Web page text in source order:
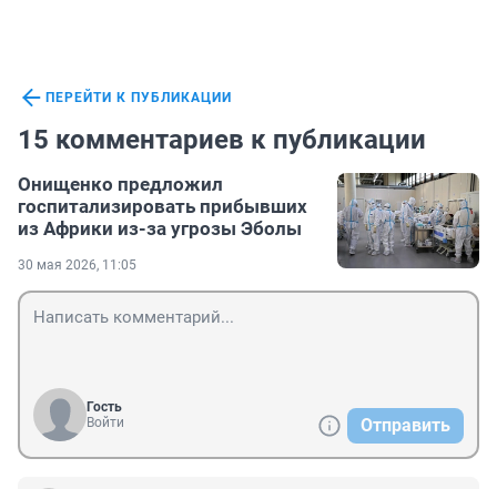
ПЕРЕЙТИ К ПУБЛИКАЦИИ
15 комментариев к публикации
Онищенко предложил
госпитализировать прибывших
из Африки из-за угрозы Эболы
30 мая 2026, 11:05
Гость
Войти
Отправить